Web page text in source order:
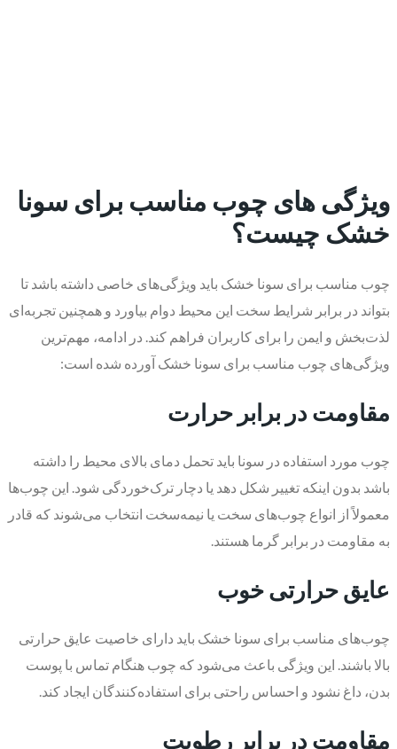
ویژگی های چوب مناسب برای سونا
خشک چیست؟
چوب مناسب برای سونا خشک باید ویژگی‌های خاصی داشته باشد تا
بتواند در برابر شرایط سخت این محیط دوام بیاورد و همچنین تجربه‌ای
لذت‌بخش و ایمن را برای کاربران فراهم کند. در ادامه، مهم‌ترین
ویژگی‌های چوب مناسب برای سونا خشک آورده شده است:
مقاومت در برابر حرارت
چوب مورد استفاده در سونا باید تحمل دمای بالای محیط را داشته
باشد بدون اینکه تغییر شکل دهد یا دچار ترک‌خوردگی شود. این چوب‌ها
معمولاً از انواع چوب‌های سخت یا نیمه‌سخت انتخاب می‌شوند که قادر
به مقاومت در برابر گرما هستند.
عایق حرارتی خوب
چوب‌های مناسب برای سونا خشک باید دارای خاصیت عایق حرارتی
بالا باشند. این ویژگی باعث می‌شود که چوب هنگام تماس با پوست
بدن، داغ نشود و احساس راحتی برای استفاده‌کنندگان ایجاد کند.
مقاومت در برابر رطوبت